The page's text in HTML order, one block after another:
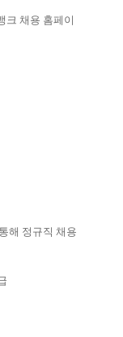
크 채용 홈페이
해 정규직 채용